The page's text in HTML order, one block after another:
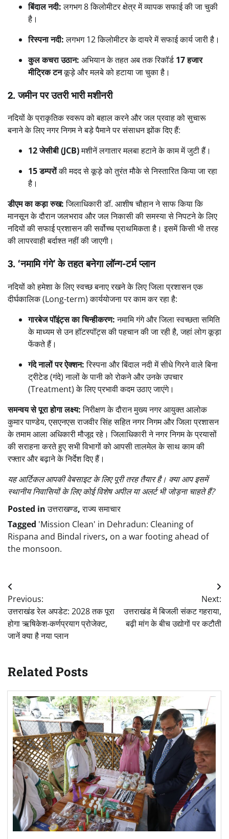
बिंदाल नदी:लगभग 8 किलोमीटर क्षेत्र में व्यापक सफाई की जा चुकी
है।
रिस्पना नदी:लगभग 12 किलोमीटर के दायरे में सफाई कार्य जारी है।
कुल कचरा उठान: अभियान के तहत अब तक रिकॉर्ड 17 हजार
मीट्रिक टनकूड़े और मलबे को हटाया जा चुका है।
2. जमीन पर उतरी भारी मशीनरी
नदियों के प्राकृतिक स्वरूप को बहाल करने और जल प्रवाह को सुचारू
बनाने के लिए नगर निगम ने बड़े पैमाने पर संसाधन झोंक दिए हैं:
12 जेसीबी (JCB)मशीनें लगातार मलबा हटाने के काम में जुटी हैं।
15 डम्परोंकी मदद से कूड़े को तुरंत मौके से निस्तारित किया जा रहा
है।
डीएम का कड़ा रुख:जिलाधिकारी डॉ. आशीष चौहान ने साफ किया कि
मानसून के दौरान जलभराव और जल निकासी की समस्या से निपटने के लिए
नदियों की सफाई प्रशासन की सर्वोच्च प्राथमिकता है। इसमें किसी भी तरह
की लापरवाही बर्दाश्त नहीं की जाएगी।
3. ‘नमामि गंगे’ के तहत बनेगा लॉन्ग-टर्म प्लान
नदियों को हमेशा के लिए स्वच्छ बनाए रखने के लिए जिला प्रशासन एक
दीर्घकालिक (Long-term) कार्ययोजना पर काम कर रहा है:
गारबेज पॉइंट्स का चिन्हीकरण:नमामि गंगे और जिला स्वच्छता समिति
के माध्यम से उन हॉटस्पॉट्स की पहचान की जा रही है, जहां लोग कूड़ा
फेंकते हैं।
गंदे नालों पर ऐक्शन:रिस्पना और बिंदाल नदी में सीधे गिरने वाले बिना
ट्रीटेड (गंदे) नालों के पानी को रोकने और उनके उपचार
(Treatment) के लिए प्रभावी कदम उठाए जाएंगे।
समन्वय से पूरा होगा लक्ष्य:निरीक्षण के दौरान मुख्य नगर आयुक्त आलोक
कुमार पाण्डेय, एसएनएस राजवीर सिंह सहित नगर निगम और जिला प्रशासन
के तमाम आला अधिकारी मौजूद रहे। जिलाधिकारी ने नगर निगम के प्रयासों
की सराहना करते हुए सभी विभागों को आपसी तालमेल के साथ काम की
रफ्तार और बढ़ाने के निर्देश दिए हैं।
यह आर्टिकल आपकी वेबसाइट के लिए पूरी तरह तैयार है। क्या आप इसमें
स्थानीय निवासियों के लिए कोई विशेष अपील या अलर्ट भी जोड़ना चाहते हैं?
Posted inउत्तराखण्ड,राज्य समाचार
Tagged 'Mission Clean' in Dehradun: Cleaning of
Rispana and Bindal rivers, on a war footing ahead of
the monsoon.
Post
navigation
Previous:
उत्तराखंड रेल अपडेट: 2028 तक पूरा
होगा ऋषिकेश-कर्णप्रयाग प्रोजेक्ट,
जानें क्या है नया प्लान
Next:
उत्तराखंड में बिजली संकट गहराया,
बढ़ी मांग के बीच उद्योगों पर कटौती
Related Posts